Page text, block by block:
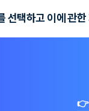
선택하고 이에 관
👉